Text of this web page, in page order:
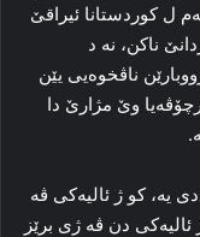
ل کوردستانا ئیراقێ
ناکن، نه‌ د
ناڤخوه‌یی یێن
وێ مژارێ دا
یه‌، کو ژ ئالیه‌کی ڤه‌
ئالیه‌کی دن ڤه‌ ژی برێز